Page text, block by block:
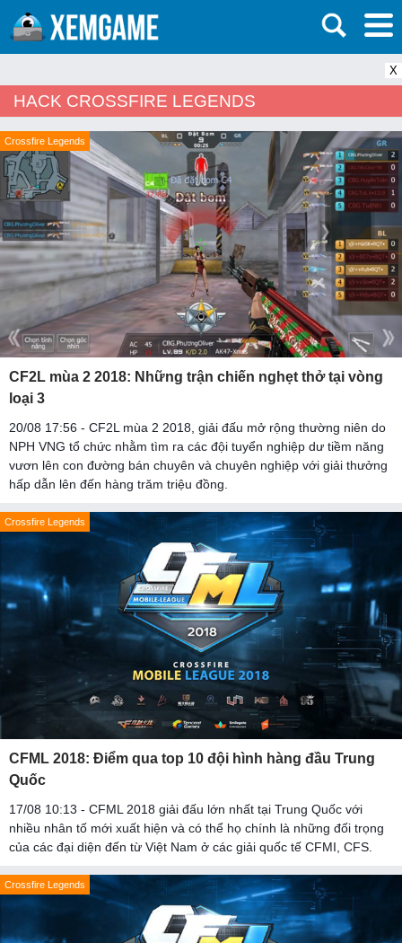
X
HACK CROSSFIRE LEGENDS
Crossfire Legends
CF2L mùa 2 2018: Những trận chiến nghẹt thở tại vòng
loại 3
20/08 17:56 - CF2L mùa 2 2018, giải đấu mở rộng thường niên do
NPH VNG tổ chức nhằm tìm ra các đội tuyển nghiệp dư tiềm năng
vươn lên con đường bán chuyên và chuyên nghiệp với giải thưởng
hấp dẫn lên đến hàng trăm triệu đồng.
Crossfire Legends
CFML 2018: Điểm qua top 10 đội hình hàng đầu Trung
Quốc
17/08 10:13 - CFML 2018 giải đấu lớn nhất tại Trung Quốc với
nhiều nhân tố mới xuất hiện và có thể họ chính là những đối trọng
của các đại diện đến từ Việt Nam ở các giải quốc tế CFMI, CFS.
Crossfire Legends